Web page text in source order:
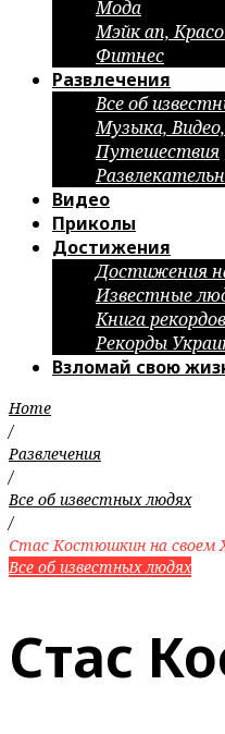
Мода
Мэйк ап,
Фитнес
Развлечения
Все об
Музыка,
Путешествия
Видео
Приколы
Достижения
Достижения
Известные
Книга
Рекорды
Взломай свою
Home
/
Развлечения
/
Все об известных людях
/
Стас Костюшкин на своем
Все об известных людях
Стас